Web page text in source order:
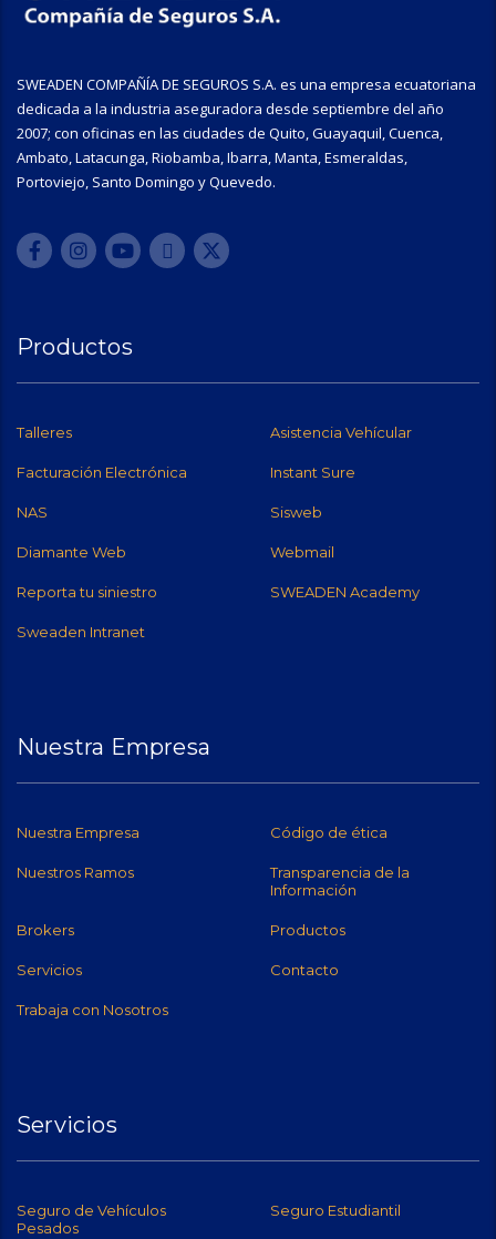
SWEADEN COMPAÑÍA DE SEGUROS S.A. es una empresa ecuatoriana
dedicada a la industria aseguradora desde septiembre del año
2007; con oficinas en las ciudades de Quito, Guayaquil, Cuenca,
Ambato, Latacunga, Riobamba, Ibarra, Manta, Esmeraldas,
Portoviejo, Santo Domingo y Quevedo.
Productos
Talleres Asistencia Vehícular
Facturación Electrónica Instant Sure
NAS Sisweb
Diamante Web Webmail
Reporta tu siniestro SWEADEN Academy
Sweaden Intranet
Nuestra Empresa
Nuestra Empresa Código de ética
Nuestros Ramos
Transparencia de la
Información
Brokers Productos
Servicios Contacto
Trabaja con Nosotros
Servicios
Seguro de Vehículos
Pesados
Seguro Estudiantil